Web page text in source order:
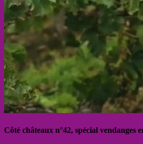
Côté châteaux n°42, spécial vendanges